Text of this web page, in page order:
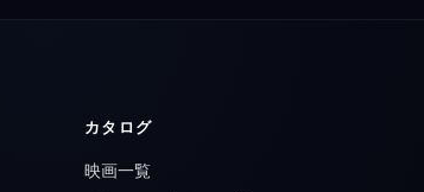
カタログ
映画一覧